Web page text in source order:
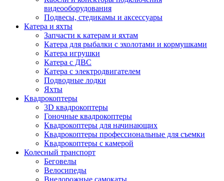
видеооборудования
Подвесы, стедикамы и аксессуары
Катера и яхты
Запчасти к катерам и яхтам
Катера для рыбалки с эхолотами и кормушками
Катера игрушки
Катера с ДВС
Катера с электродвигателем
Подводные лодки
Яхты
Квадрокоптеры
3D квадрокоптеры
Гоночные квадрокоптеры
Квадрокоптеры для начинающих
Квадрокоптеры профессиональные для съемки
Квадрокоптеры с камерой
Колесный транспорт
Беговелы
Велосипеды
Внедорожные самокаты